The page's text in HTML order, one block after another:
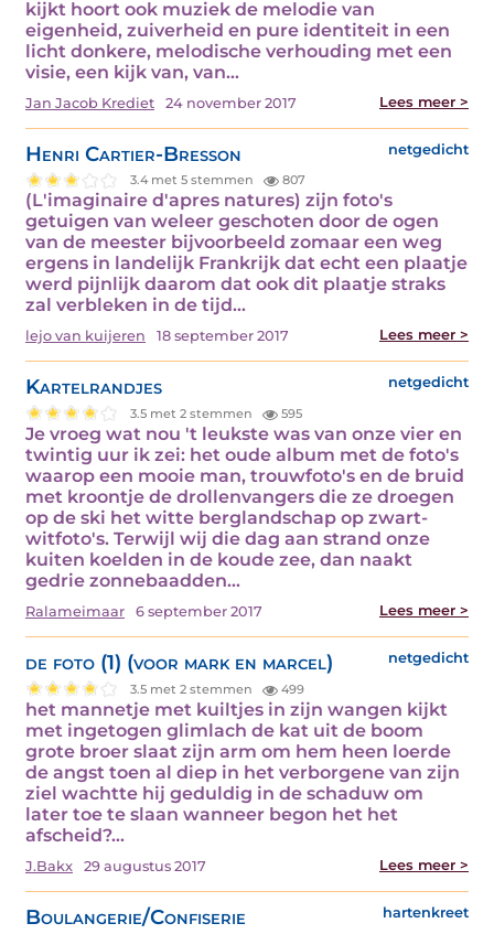
kijkt hoort ook muziek de melodie van
eigenheid, zuiverheid en pure identiteit in een
licht donkere, melodische verhouding met een
visie, een kijk van, van…
Jan Jacob Krediet 24 november 2017 Lees meer >
Henri Cartier-Bresson netgedicht
3.4 met 5 stemmen 807
(L'imaginaire d'apres natures) zijn foto's
getuigen van weleer geschoten door de ogen
van de meester bijvoorbeeld zomaar een weg
ergens in landelijk Frankrijk dat echt een plaatje
werd pijnlijk daarom dat ook dit plaatje straks
zal verbleken in de tijd…
lejo van kuijeren 18 september 2017 Lees meer >
Kartelrandjes netgedicht
3.5 met 2 stemmen 595
Je vroeg wat nou 't leukste was van onze vier en
twintig uur ik zei: het oude album met de foto's
waarop een mooie man, trouwfoto's en de bruid
met kroontje de drollenvangers die ze droegen
op de ski het witte berglandschap op zwart-
witfoto's. Terwijl wij die dag aan strand onze
kuiten koelden in de koude zee, dan naakt
gedrie zonnebaadden…
Ralameimaar 6 september 2017 Lees meer >
de foto (1) (voor mark en marcel) netgedicht
3.5 met 2 stemmen 499
het mannetje met kuiltjes in zijn wangen kijkt
met ingetogen glimlach de kat uit de boom
grote broer slaat zijn arm om hem heen loerde
de angst toen al diep in het verborgene van zijn
ziel wachtte hij geduldig in de schaduw om
later toe te slaan wanneer begon het het
afscheid?…
J.Bakx 29 augustus 2017 Lees meer >
Boulangerie/Confiserie hartenkreet